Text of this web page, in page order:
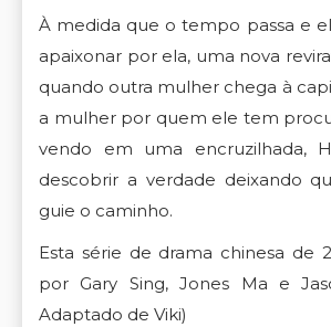
À medida que o tempo passa e
apaixonar por ela, uma nova
quando outra mulher chega à
a mulher por quem ele tem
vendo em uma encruzilhada,
descobrir a verdade deixando
guie o caminho.
Esta série de drama chinesa de
por Gary Sing, Jones Ma e
Adaptado de Viki)